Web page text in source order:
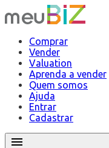
Comprar
Vender
Valuation
Aprenda a vender
Quem somos
Ajuda
Entrar
Cadastrar